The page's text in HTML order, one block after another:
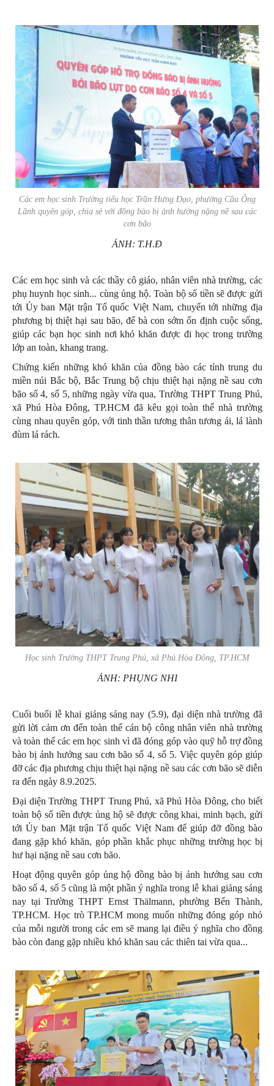
Các em học sinh Trường tiểu học Trần Hưng Đạo, phường Cầu Ông
Lãnh quyên góp, chia sẻ với đồng bào bị ảnh hưởng nặng nề sau các
cơn bão
ẢNH: T.H.Đ
Các em học sinh và các thầy cô giáo, nhân viên nhà trường, các
phụ huynh học sinh... cùng ủng hộ. Toàn bộ số tiền sẽ được gửi
tới Ủy ban Mặt trận Tổ quốc Việt Nam, chuyển tới những địa
phương bị thiệt hại sau bão, để bà con sớm ổn định cuộc sống,
giúp các bạn học sinh nơi khó khăn được đi học trong trường
lớp an toàn, khang trang.
Chứng kiến những khó khăn của đồng bào các tỉnh trung du
miền núi Bắc bộ, Bắc Trung bộ chịu thiệt hại nặng nề sau cơn
bão số 4, số 5, những ngày vừa qua, Trường THPT Trung Phú,
xã Phú Hòa Đông, TP.HCM đã kêu gọi toàn thể nhà trường
cùng nhau quyên góp, với tinh thần tương thân tương ái, lá lành
đùm lá rách.
Học sinh Trường THPT Trung Phú, xã Phú Hòa Đông, TP.HCM
ẢNH: PHỤNG NHI
Cuối buổi lễ khai giảng sáng nay (5.9), đại diện nhà trường đã
gửi lời cảm ơn đến toàn thể cán bộ công nhân viên nhà trường
và toàn thể các em học sinh vì đã đóng góp vào quỹ hỗ trợ đồng
bào bị ảnh hưởng sau cơn bão số 4, số 5. Việc quyên góp giúp
đỡ các địa phương chịu thiệt hại nặng nề sau các cơn bão sẽ diễn
ra đến ngày 8.9.2025.
Đại diện Trường THPT Trung Phú, xã Phú Hòa Đông, cho biết
toàn bộ số tiền được ủng hộ sẽ được công khai, minh bạch, gửi
tới Ủy ban Mặt trận Tổ quốc Việt Nam để giúp đỡ đồng bào
đang gặp khó khăn, góp phần khắc phục những trường học bị
hư hại nặng nề sau cơn bão.
Hoạt động quyên góp ủng hộ đồng bào bị ảnh hưởng sau cơn
bão số 4, số 5 cũng là một phần ý nghĩa trong lễ khai giảng sáng
nay tại Trường THPT Ernst Thälmann, phường Bến Thành,
TP.HCM. Học trò TP.HCM mong muốn những đóng góp nhỏ
của mỗi người trong các em sẽ mang lại điều ý nghĩa cho đồng
bào còn đang gặp nhiều khó khăn sau các thiên tai vừa qua...